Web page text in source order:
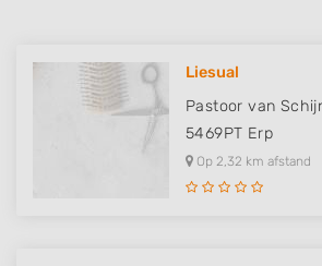
Liesual
Pastoor van
5469PT Erp
Op 2,32 km afstand